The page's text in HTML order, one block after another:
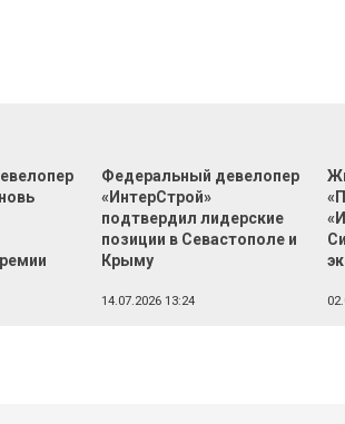
Федеральный девелопер
«ИнтерСтрой»
подтвердил лидерские
позиции в Севастополе и
Крыму
14.07.2026 13:24